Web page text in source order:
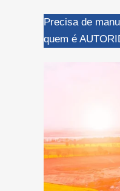
Precisa de
quem é